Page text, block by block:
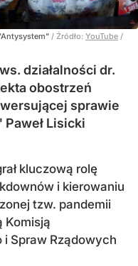
/ Źródło: YouTube /
działalności dr.
obostrzeń
sprawie
Lisicki
kluczową rolę
i kierowaniu
tzw. pandemii
Komisją
Spraw Rządowych